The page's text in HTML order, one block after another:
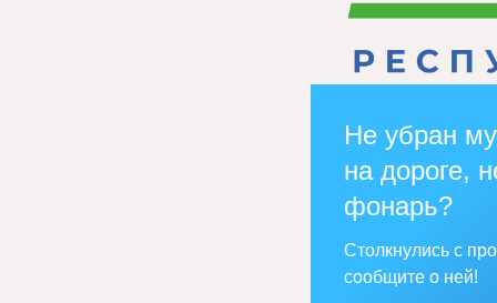
Не убран
на дороге,
фонарь?
Столкнулись с
сообщите о ней!